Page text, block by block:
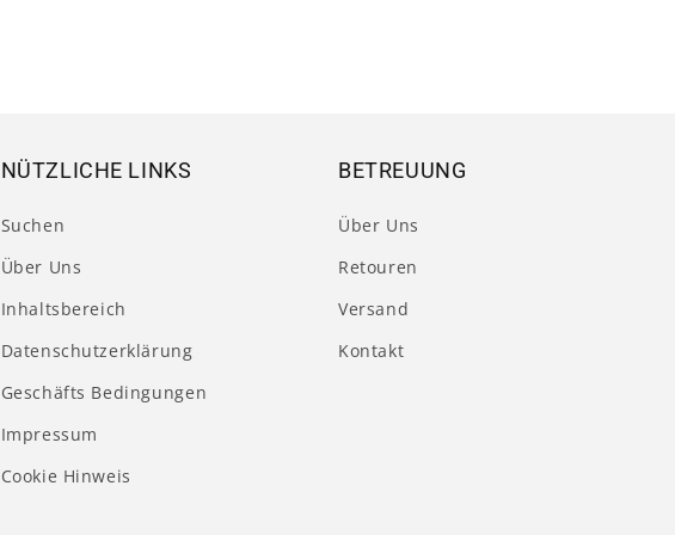
NÜTZLICHE LINKS
Suchen
Über Uns
Inhaltsbereich
Datenschutzerklärung
Geschäfts Bedingungen
Impressum
Cookie Hinweis
BETREUUNG
Über Uns
Retouren
Versand
Kontakt